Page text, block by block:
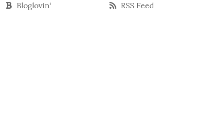
Bloglovin‘
RSS Feed